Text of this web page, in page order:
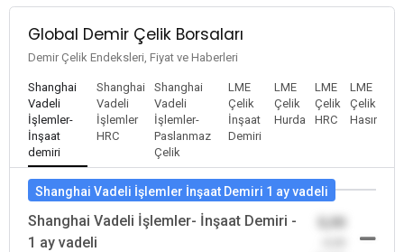
Global Demir Çelik Borsaları
Demir Çelik Endeksleri, Fiyat ve Haberleri
Shanghai
Vadeli
İşlemler-
İnşaat
demiri
Shanghai
Vadeli
İşlemler
HRC
Shanghai
Vadeli
İşlemler-
Paslanmaz
Çelik
LME
Çelik
İnşaat
Demiri
LME
Çelik
Hurda
LME
Çelik
HRC
LME
Çelik
Hasır
Shanghai Vadeli İşlemler İnşaat Demiri 1 ay vadeli
Shanghai Vadeli İşlemler- İnşaat Demiri -
1 ay vadeli